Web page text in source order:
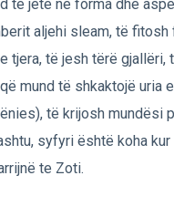
të jëtë në forma dhe
aljehi sleam, të
tjera, të jesh tërë
mund të shkaktojë uria
të krijosh mundësi
syfyri është koha
te Zoti.